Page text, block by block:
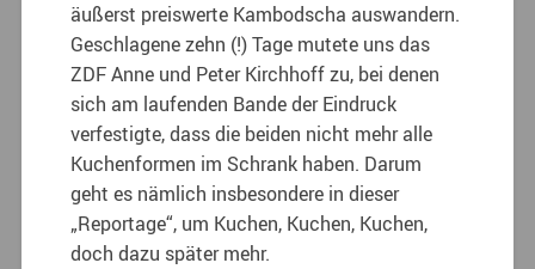
äußerst preiswerte Kambodscha auswandern.
Geschlagene zehn (!) Tage mutete uns das
ZDF Anne und Peter Kirchhoff zu, bei denen
sich am laufenden Bande der Eindruck
verfestigte, dass die beiden nicht mehr alle
Kuchenformen im Schrank haben. Darum
geht es nämlich insbesondere in dieser
„Reportage“, um Kuchen, Kuchen, Kuchen,
doch dazu später mehr.